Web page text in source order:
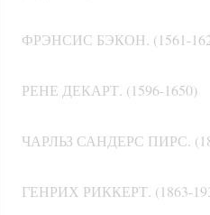
ФРЭНСИС БЭКОН. (1561-
РЕНЕ ДЕКАРТ. (1596-1650)
ЧАРЛЬЗ САНДЕРС ПИРС.
ГЕНРИХ РИККЕРТ. (1863-